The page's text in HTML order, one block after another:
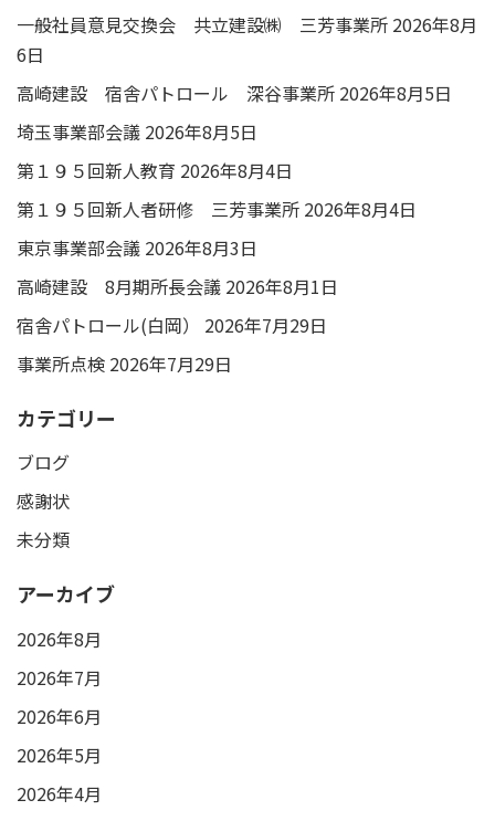
一般社員意見交換会 共立建設㈱ 三芳事業所 2026年8月
6日
高崎建設 宿舎パトロール 深谷事業所 2026年8月5日
埼玉事業部会議 2026年8月5日
第１９５回新人教育 2026年8月4日
第１９５回新人者研修 三芳事業所 2026年8月4日
東京事業部会議 2026年8月3日
高崎建設 8月期所長会議 2026年8月1日
宿舎パトロール(白岡）
2026年7月29日
事業所点検 2026年7月29日
カテゴリー
ブログ
感謝状
未分類
アーカイブ
2026年8月
2026年7月
2026年6月
2026年5月
2026年4月